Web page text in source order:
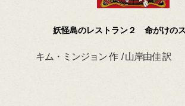
妖怪島のレストラン２ 命がけの
キム・ミンジョン 作 / 山岸由佳 訳